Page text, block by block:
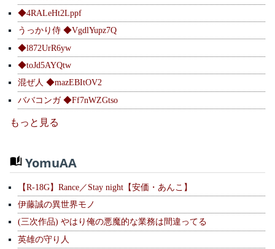
◆4RALeHt2Lppf
うっかり侍 ◆VgdlYupz7Q
◆l872UrR6yw
◆toJd5AYQtw
混ぜ人 ◆mazEBItOV2
ババコンガ ◆Ff7nWZGtso
もっと見る
YomuAA
【R-18G】Rance／Stay night【安価・あんこ】
伊藤誠の異世界モノ
(三次作品) やはり俺の悪魔的な業務は間違ってる
英雄の守り人